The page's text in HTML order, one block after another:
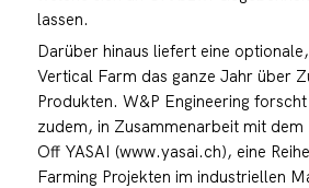
lassen.
Darüber hinaus liefert eine
Vertical Farm das ganze Jahr über
Produkten. W&P Engineering
zudem, in Zusammenarbeit mit
Off YASAI (www.yasai.ch), eine
Farming Projekten im industriellen